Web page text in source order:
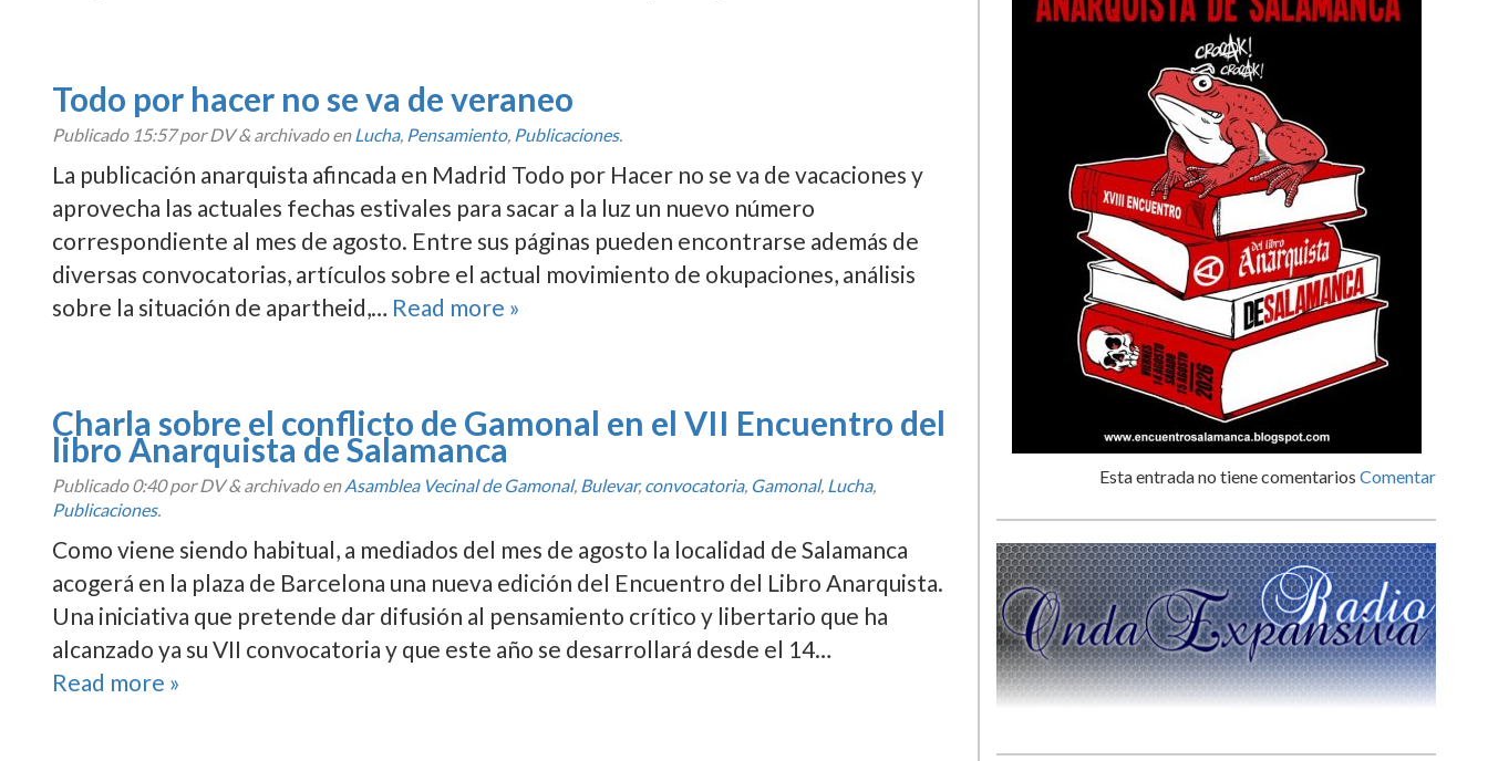
Todo por hacer no se va de veraneo
Publicado 15:57por DV&archivado enLucha, Pensamiento, Publicaciones.
La publicación anarquista afincada en Madrid Todo por Hacer no se va de vacaciones y
aprovecha las actuales fechas estivales para sacar a la luz un nuevo número
correspondiente al mes de agosto. Entre sus páginas pueden encontrarse además de
diversas convocatorias, artí­culos sobre el actual movimiento de okupaciones, análisis
sobre la situación de apartheid,… Read more »
Charla sobre el conflicto de Gamonal en el VII Encuentro del
libro Anarquista de Salamanca
Publicado0:40por DV&archivado enAsamblea Vecinal de Gamonal, Bulevar, convocatoria, Gamonal, Lucha,
Publicaciones.
Como viene siendo habitual, a mediados del mes de agosto la localidad de Salamanca
acogerá en la plaza de Barcelona una nueva edición del Encuentro del Libro Anarquista.
Una iniciativa que pretende dar difusión al pensamiento crí­tico y libertario que ha
alcanzado ya su VII convocatoria y que este año se desarrollará desde el 14…
Read more »
Esta entrada no tiene comentarios Comentar